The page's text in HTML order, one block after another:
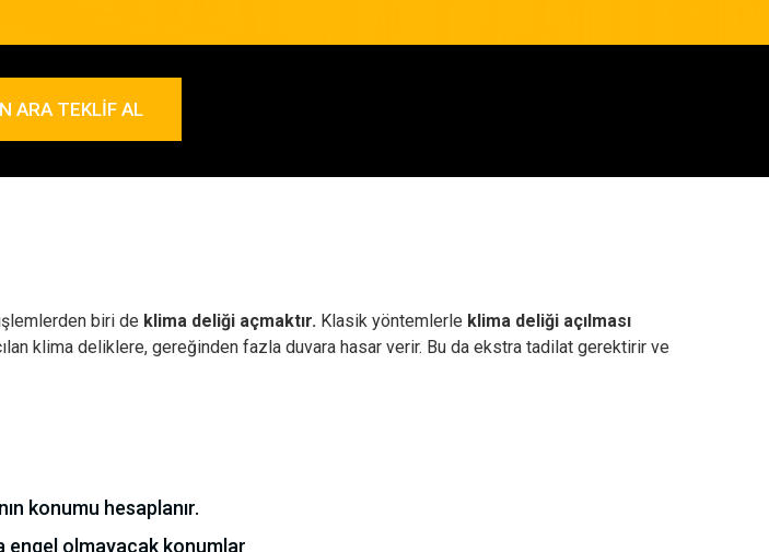
ARA TEKLIF AL
biri de klima deliği açmaktır. Klasik yöntemlerle klima deliği açılması
klima deliklere, gereğinden fazla duvara hasar verir. Bu da ekstra tadilat gerektirir ve
konumu hesaplanır.
engel olmayacak konumlar